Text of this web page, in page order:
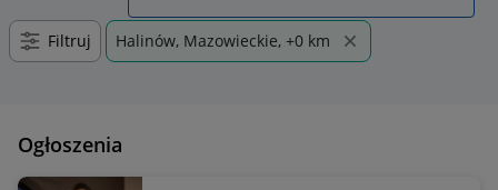
Filtruj Halinów, Mazowieckie, +0 km
Ogłoszenia